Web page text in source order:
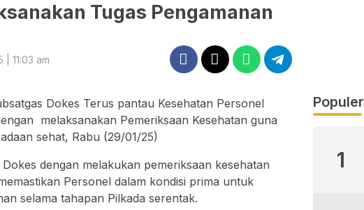
Tugas Pengamanan
11:03 am
Dokes Terus pantau Kesehatan Personel
melaksanakan Pemeriksaan Kesehatan guna
sehat, Rabu (29/01/25)
dengan melakukan pemeriksaan kesehatan
Personel dalam kondisi prima untuk
selama tahapan Pilkada serentak.
Populer
1